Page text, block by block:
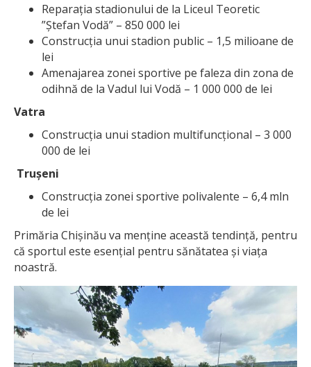
Reparația stadionului de la Liceul Teoretic
”Ștefan Vodă” – 850 000 lei
Construcția unui stadion public – 1,5 milioane de
lei
Amenajarea zonei sportive pe faleza din zona de
odihnă de la Vadul lui Vodă – 1 000 000 de lei
Vatra
Construcția unui stadion multifuncțional – 3 000
000 de lei
Trușeni
Construcția zonei sportive polivalente – 6,4 mln
de lei
Primăria Chișinău va menține această tendință, pentru
că sportul este esențial pentru sănătatea și viața
noastră.